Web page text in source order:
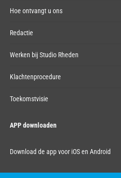
Hoe ontvangt u ons
Redactie
Werken bij Studio Rheden
Klachtenprocedure
Toekomstvisie
APP downloaden
Download de app voor iOS en Android